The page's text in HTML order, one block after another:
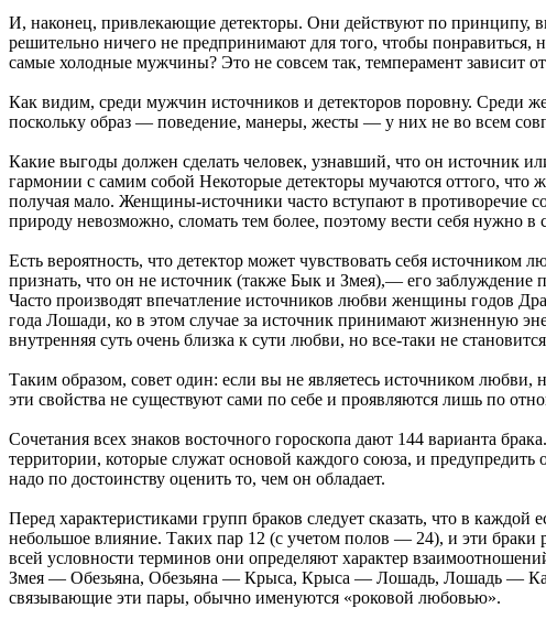
И, наконец, привлекающие детекторы. Они действуют по принципу,
решительно ничего не предпринимают для того, чтобы
самые холодные мужчины? Это не совсем так, темперамент зависит
Как видим, среди мужчин источников и детекторов поровну. Среди
поскольку образ — поведение, манеры, жесты — у них не во всем
Какие выгоды должен сделать человек, узнавший, что он источник
гармонии с самим собой Некоторые детекторы мучаются оттого,
получая мало. Женщины-источники часто вступают в противоречие
природу невозможно, сломать тем более, поэтому вести себя нужно
Есть вероятность, что детектор может чувствовать себя
признать, что он не источник (также Бык и Змея),— его заблуждение
Часто производят впечатление источников любви женщины годов
года Лошади, ко в этом случае за источник принимают жизненную
внутренняя суть очень близка к сути любви, но все-таки не
Таким образом, совет один: если вы не являетесь источником любви,
эти свойства не существуют сами по себе и проявляются лишь по
Сочетания всех знаков восточного гороскопа дают 144 варианта
территории, которые служат основой каждого союза, и предупредить
надо по достоинству оценить то, чем он обладает.
Перед характеристиками групп браков следует сказать, что в
небольшое влияние. Таких пар 12 (с учетом полов — 24), и эти браки
всей условности терминов они определяют характер
Змея — Обезьяна, Обезьяна — Крыса, Крыса — Лошадь, Лошадь —
связывающие эти пары, обычно именуются «роковой любовью».